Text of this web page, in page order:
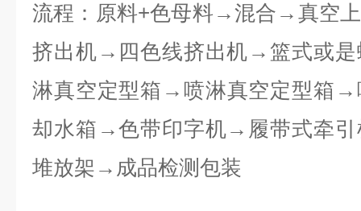
流程：原料+色母料→混合→真空
挤出机→四色线挤出机→篮式或
淋真空定型箱→喷淋真空定型箱
却水箱→色带印字机→履带式牵
堆放架→成品检测包装